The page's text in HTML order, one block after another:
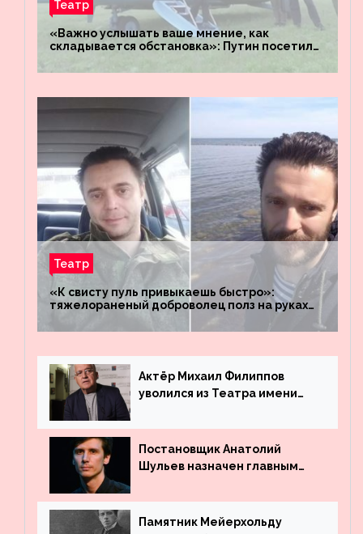
Театр
«Важно услышать ваше мнение, как
складывается обстановка»: Путин посетил
«Восток»
Театр
«К свисту пуль привыкаешь быстро»:
тяжелораненый доброволец полз на руках
четыре километра через заминированное
поле
Актёр Михаил Филиппов
уволился из Театра имени
Постановщик Анатолий
Шульев назначен главным
Вахтангова
Памятник Мейерхольду